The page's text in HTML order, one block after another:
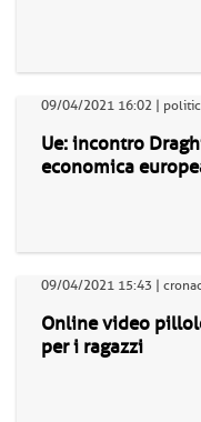
09/04/2021 16:02 |
Ue: incontro
economica
09/04/2021 15:43 |
Online video
per i ragazzi